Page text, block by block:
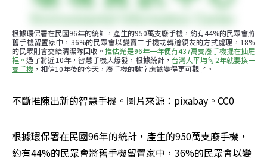
根據環保署在民國96年的統計，產生的950萬支廢手機，約有44%的民眾會將
舊手機留置家中，36%的民眾會以變賣二手機或轉贈親友的方式處理，18%
的民眾則會交給清潔隊回收。推估光是96年一年便有437萬支廢手機擺在抽屜
裡。過了將近10年，智慧手機大爆發，根據統計， 台灣人平均每2年就要換一
支手機 ，相信10年後的今天，廢手機的數字應該變得更可觀了。
不斷推陳出新的智慧手機。圖片來源：pixabay。CC0
根據環保署在民國96年的統計，產生的950萬支廢手機，
約有44%的民眾會將舊手機留置家中，36%的民眾會以變